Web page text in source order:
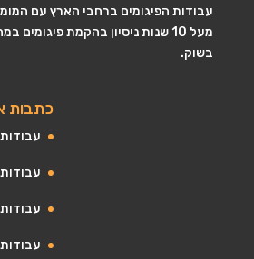
עבודות הפיגומים ברחבי הארץ עם
מעל 10 שנות ניסיון בהקמת פיגומים
בשוק.
כתבות